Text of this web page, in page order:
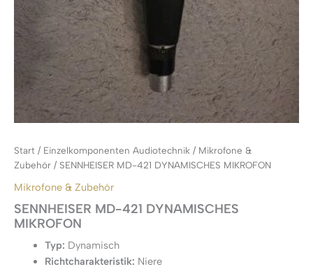
Start / Einzelkomponenten Audiotechnik / Mikrofone &
Zubehör / SENNHEISER MD-421 DYNAMISCHES MIKROFON
Mikrofone & Zubehör
SENNHEISER MD-421 DYNAMISCHES
MIKROFON
Typ: Dynamisch
Richtcharakteristik: Niere